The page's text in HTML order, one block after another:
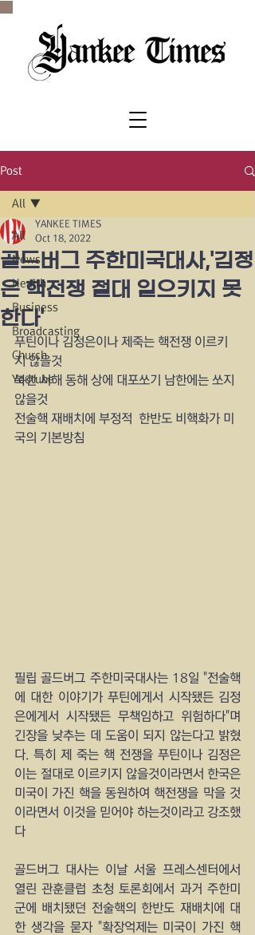
Post
All
News
Health
Business
Broadcasting
Church
Youtube
All
골드버그 주한미국대사,'김정
은 핵전쟁 절대 일으키지 못
한다'
YANKEE TIMES
Oct 18, 2022
푸틴이나 김정은이나 제죽는 핵전쟁 이르키
지 않을것
북한 서해 동해 상에 대포쏘기 남한에는 쏘지
않을것
전술핵 재배치에 부정적  한반도 비핵화가 미
국의 기본방침
필립 골드버그 주한미국대사는 18일 "전술핵
에 대한 이야기가 푸틴에게서 시작됐든 김정
은에게서 시작됐든 무책임하고 위험하다"며
긴장을 낮추는 데 도움이 되지 않는다고 밝혔
다. 특히 제 죽는 핵 전쟁을 푸틴이나 김정은
이는 절대로 이르키지 않을것이라면서 한국은
미국이 가진 핵을 동원하여 핵전쟁을 막을 것
이라면서 이것을 믿어야 하는것이라고 강조했
다
골드버그 대사는 이날 서울 프레스센터에서
열린 관훈클럽 초청 토론회에서 과거 주한미
군에 배치됐던 전술핵의 한반도 재배치에 대
한 생각을 묻자 "확장억제는 미국이 가진 핵